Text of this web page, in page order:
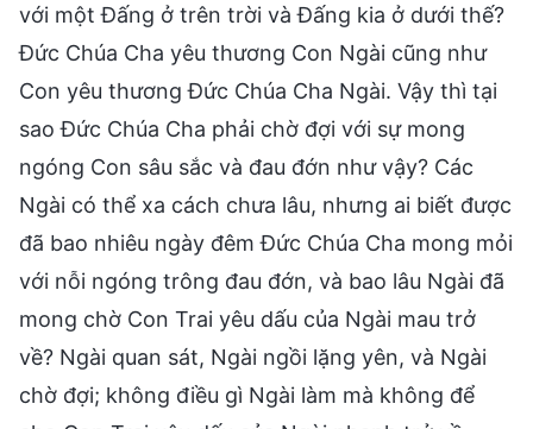
với một Đấng ở trên trời và Đấng kia ở dưới thế?
Đức Chúa Cha yêu thương Con Ngài cũng như
Con yêu thương Đức Chúa Cha Ngài. Vậy thì tại
sao Đức Chúa Cha phải chờ đợi với sự mong
ngóng Con sâu sắc và đau đớn như vậy? Các
Ngài có thể xa cách chưa lâu, nhưng ai biết được
đã bao nhiêu ngày đêm Đức Chúa Cha mong mỏi
với nỗi ngóng trông đau đớn, và bao lâu Ngài đã
mong chờ Con Trai yêu dấu của Ngài mau trở
về? Ngài quan sát, Ngài ngồi lặng yên, và Ngài
chờ đợi; không điều gì Ngài làm mà không để